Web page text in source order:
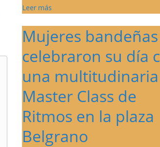
Leer más
Mujeres bandeñas
celebraron su día
una multitudinaria
Master Class de
Ritmos en la plaza
Belgrano